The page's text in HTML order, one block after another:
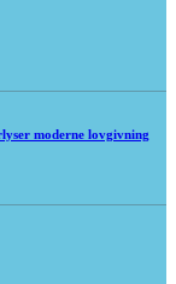
moderne lovgivning